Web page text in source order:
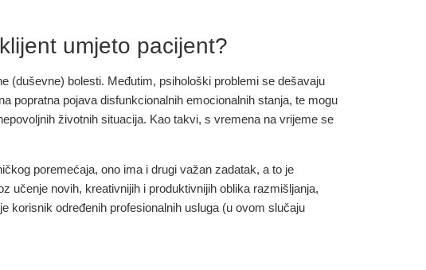
umjeto pacijent?
(duševne) bolesti. Međutim, psihološki problemi se dešavaju
popratna pojava disfunkcionalnih emocionalnih stanja, te mogu
životnih situacija. Kao takvi, s vremena na vrijeme se
poremećaja, ono ima i drugi važan zadatak, a to je
učenje novih, kreativnijih i produktivnijih oblika razmišljanja,
korisnik određenih profesionalnih usluga (u ovom slučaju